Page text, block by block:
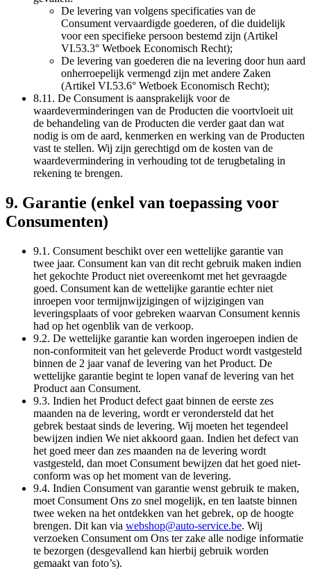
De levering van volgens specificaties van de
Consument vervaardigde goederen, of die duidelijk
voor een specifieke persoon bestemd zijn (Artikel
VI.53.3° Wetboek Economisch Recht);
De levering van goederen die na levering door hun aard
onherroepelijk vermengd zijn met andere Zaken
(Artikel VI.53.6° Wetboek Economisch Recht);
8.11. De Consument is aansprakelijk voor de
waardeverminderingen van de Producten die voortvloeit uit
de behandeling van de Producten die verder gaat dan wat
nodig is om de aard, kenmerken en werking van de Producten
vast te stellen. Wij zijn gerechtigd om de kosten van de
waardevermindering in verhouding tot de terugbetaling in
rekening te brengen.
9. Garantie (enkel van toepassing voor
Consumenten)
9.1. Consument beschikt over een wettelijke garantie van
twee jaar. Consument kan van dit recht gebruik maken indien
het gekochte Product niet overeenkomt met het gevraagde
goed. Consument kan de wettelijke garantie echter niet
inroepen voor termijnwijzigingen of wijzigingen van
leveringsplaats of voor gebreken waarvan Consument kennis
had op het ogenblik van de verkoop.
9.2. De wettelijke garantie kan worden ingeroepen indien de
non-conformiteit van het geleverde Product wordt vastgesteld
binnen de 2 jaar vanaf de levering van het Product. De
wettelijke garantie begint te lopen vanaf de levering van het
Product aan Consument.
9.3. Indien het Product defect gaat binnen de eerste zes
maanden na de levering, wordt er verondersteld dat het
gebrek bestaat sinds de levering. Wij moeten het tegendeel
bewijzen indien We niet akkoord gaan. Indien het defect van
het goed meer dan zes maanden na de levering wordt
vastgesteld, dan moet Consument bewijzen dat het goed niet-
conform was op het moment van de levering.
9.4. Indien Consument van garantie wenst gebruik te maken,
moet Consument Ons zo snel mogelijk, en ten laatste binnen
twee weken na het ontdekken van het gebrek, op de hoogte
brengen. Dit kan via webshop@auto-service.be. Wij
verzoeken Consument om Ons ter zake alle nodige informatie
te bezorgen (desgevallend kan hierbij gebruik worden
gemaakt van foto’s).